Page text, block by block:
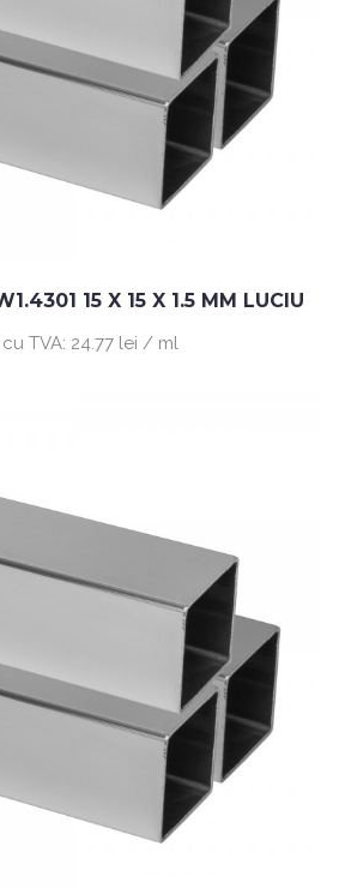
15 X 15 X 1.5 MM LUCIU
TVA: 24.77 lei / ml